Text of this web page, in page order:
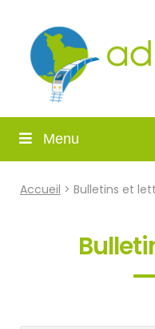
Menu
Accueil > Bulletins et